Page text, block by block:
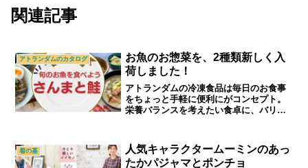
関連記事
アトランダムのカタログ
お魚のお惣菜を、2種類新しく入
荷しました！
アトランダムの冷凍食品は毎日のお食事
をちょっと手軽に便利にがコンセプト。
栄養バランスを考えたい食卓に、バリエ
代,90代シニアライフ＆シニアファッショ
ン通販ショップ「アトランダム」
着の基
人気キャラクタームーミンのあっ
たかパジャマとポンチョ